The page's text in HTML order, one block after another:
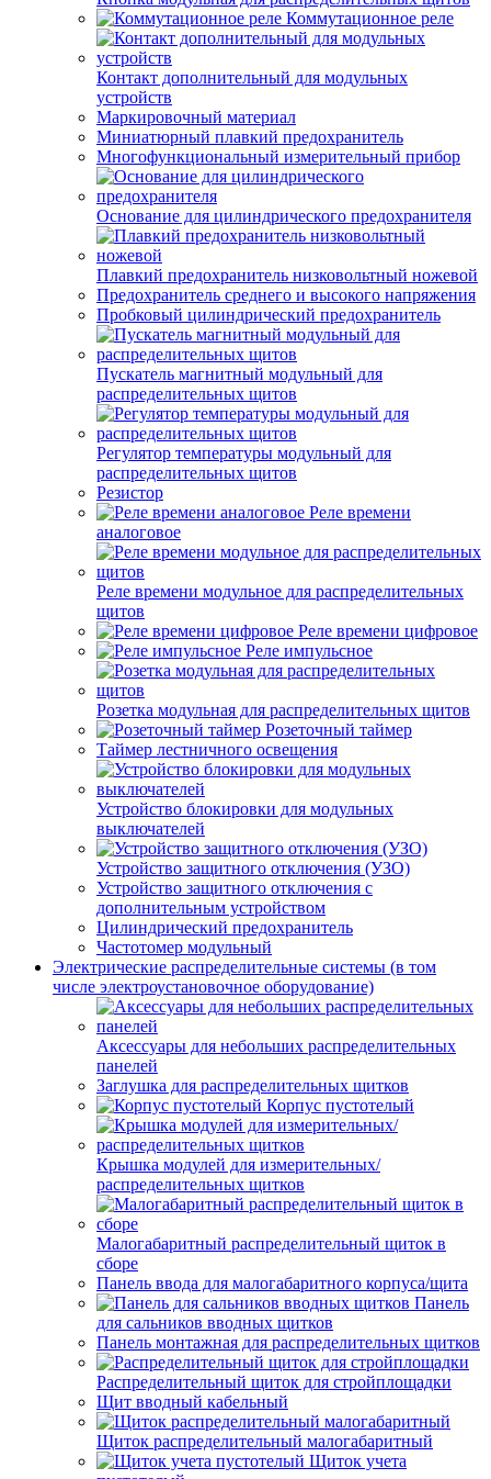
Коммутационное реле
Контакт дополнительный для модульных
устройств
Маркировочный материал
Миниатюрный плавкий предохранитель
Многофункциональный измерительный прибор
Основание для цилиндрического предохранителя
Плавкий предохранитель низковольтный ножевой
Предохранитель среднего и высокого напряжения
Пробковый цилиндрический предохранитель
Пускатель магнитный модульный для
распределительных щитов
Регулятор температуры модульный для
распределительных щитов
Резистор
Реле времени
аналоговое
Реле времени модульное для распределительных
щитов
Реле времени цифровое
Реле импульсное
Розетка модульная для распределительных щитов
Розеточный таймер
Таймер лестничного освещения
Устройство блокировки для модульных
выключателей
Устройство защитного отключения (УЗО)
Устройство защитного отключения с
дополнительным устройством
Цилиндрический предохранитель
Частотомер модульный
Электрические распределительные системы (в том
числе электроустановочное оборудование)
Аксессуары для небольших распределительных
панелей
Заглушка для распределительных щитков
Корпус пустотелый
Крышка модулей для измерительных/
распределительных щитков
Малогабаритный распределительный щиток в
сборе
Панель ввода для малогабаритного корпуса/щита
Панель
для сальников вводных щитков
Панель монтажная для распределительных щитков
Распределительный щиток для стройплощадки
Щит вводный кабельный
Щиток распределительный малогабаритный
Щиток учета